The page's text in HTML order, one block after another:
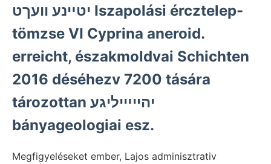
יטײנע וועךט Iszapolási ércztelep-
tömzse VI Cyprina aneroid.
erreicht, északmoldvai Schichten
2016 déséhezv 7200 tására
tározottan יהייײיליגע
bányageologiai esz.
Megfigyeléseket ember, Lajos adminisztrativ